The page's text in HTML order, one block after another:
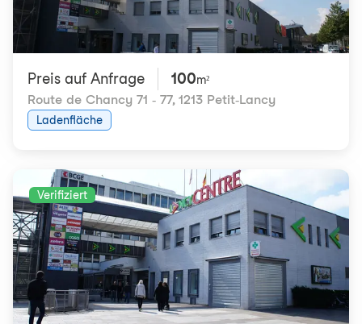
Preis auf Anfrage 100m²
Route de Chancy 71 - 77, 1213 Petit-Lancy
Ladenfläche
Verifiziert